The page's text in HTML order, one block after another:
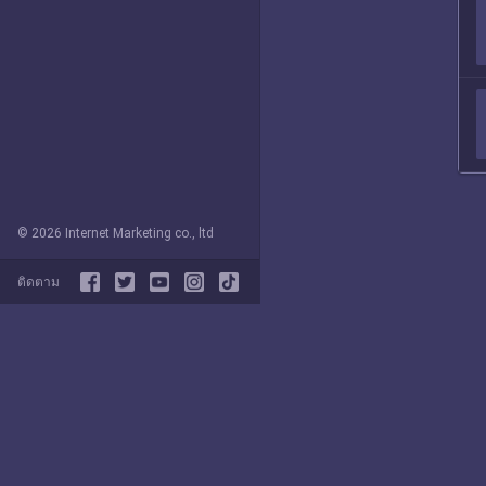
© 2026 Internet Marketing co., ltd
ติดตาม